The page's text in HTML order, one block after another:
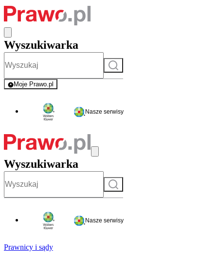
Wyszukiwarka
Szukaj
Moje Prawo.pl
- rejestracja i logowanie do serwisu
Nasze serwisy
Wyszukiwarka
Szukaj
Nasze serwisy
Prawnicy i sądy